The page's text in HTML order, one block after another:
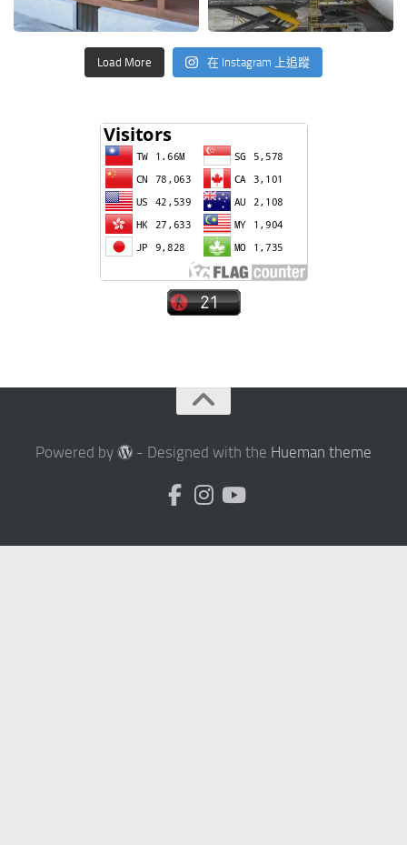
Load More 在 Instagram 上追蹤
Powered by - Designed with the Hueman theme